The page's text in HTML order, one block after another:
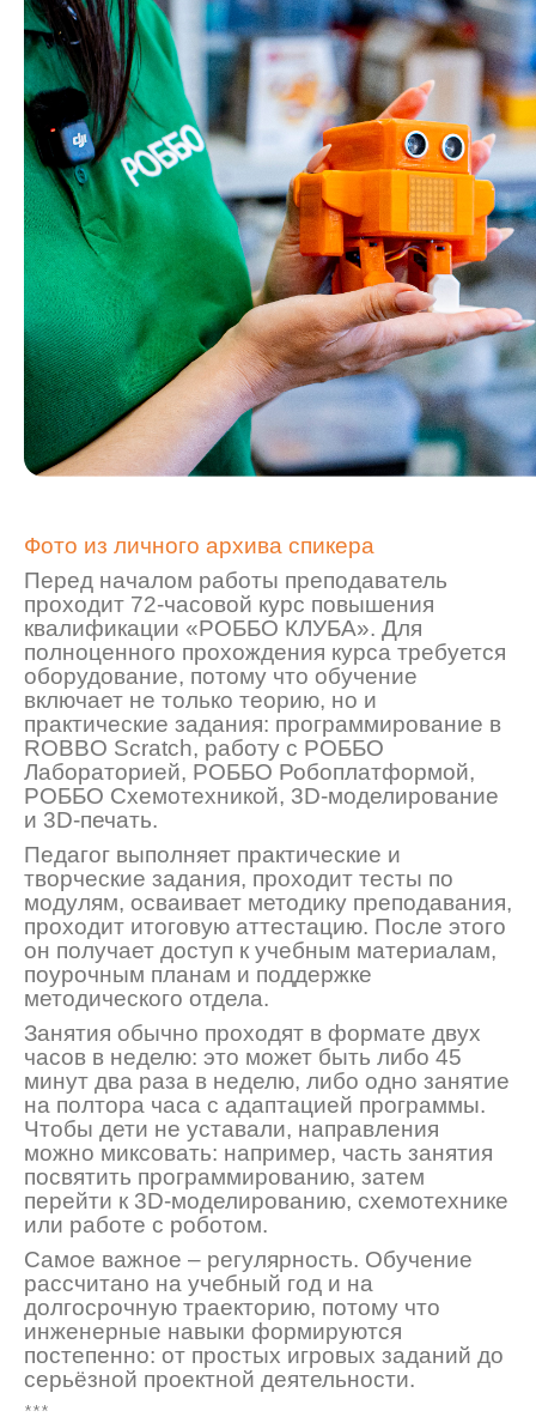
Фото из личного архива спикера
Перед началом работы преподаватель
проходит 72-часовой курс повышения
квалификации «РОББО КЛУБА». Для
полноценного прохождения курса требуется
оборудование, потому что обучение
включает не только теорию, но и
практические задания: программирование в
ROBBO Scratch, работу с РОББО
Лабораторией, РОББО Робоплатформой,
РОББО Схемотехникой, 3D-моделирование
и 3D-печать.
Педагог выполняет практические и
творческие задания, проходит тесты по
модулям, осваивает методику преподавания,
проходит итоговую аттестацию. После этого
он получает доступ к учебным материалам,
поурочным планам и поддержке
методического отдела.
Занятия обычно проходят в формате двух
часов в неделю: это может быть либо 45
минут два раза в неделю, либо одно занятие
на полтора часа с адаптацией программы.
Чтобы дети не уставали, направления
можно миксовать: например, часть занятия
посвятить программированию, затем
перейти к 3D-моделированию, схемотехнике
или работе с роботом.
Самое важное – регулярность. Обучение
рассчитано на учебный год и на
долгосрочную траекторию, потому что
инженерные навыки формируются
постепенно: от простых игровых заданий до
серьёзной проектной деятельности.
***